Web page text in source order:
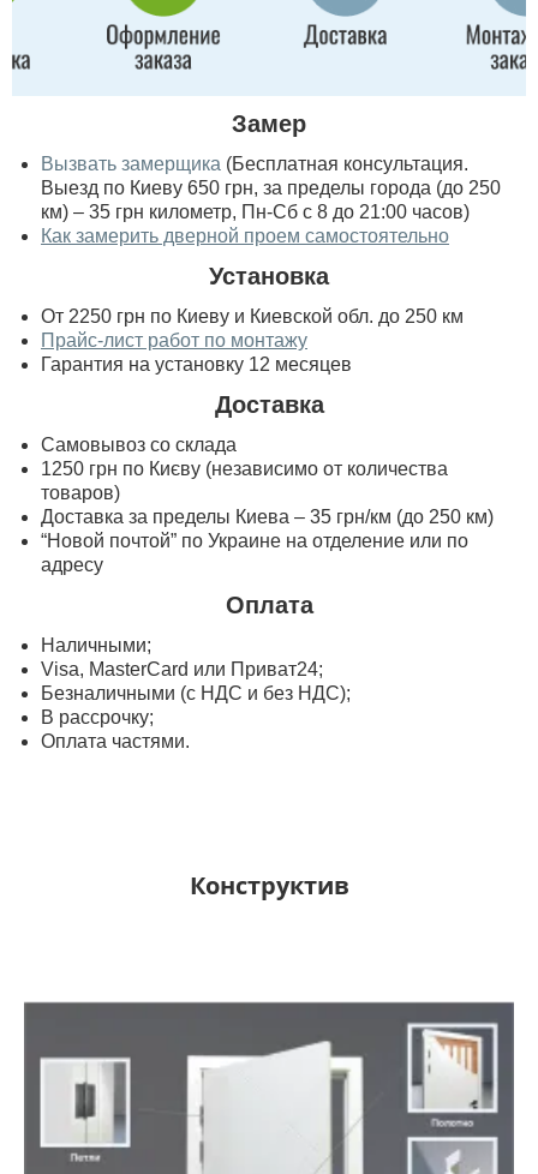
Замер
Вызвать замерщика (Бесплатная консультация.
Выезд по Киеву 650 грн, за пределы города (до 250
км) – 35 грн километр, Пн-Сб с 8 до 21:00 часов)
Как замерить дверной проем самостоятельно
Установка
От 2250 грн по Киеву и Киевской обл. до 250 км
Прайс-лист работ по монтажу
Гарантия на установку 12 месяцев
Доставка
Самовывоз со склада
1250 грн по Києву (независимо от количества
товаров)
Доставка за пределы Киева – 35 грн/км (до 250 км)
“Новой почтой” по Украине на отделение или по
адресу
Оплата
Наличными;
Visa, MasterСard или Приват24;
Безналичными (с НДС и без НДС);
В рассрочку;
Оплата частями.
Конструктив